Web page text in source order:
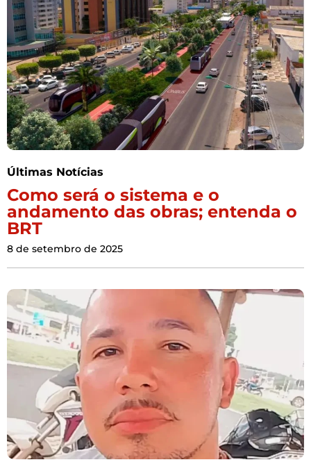
Últimas Notícias
Como será o sistema e o
andamento das obras; entenda o
BRT
8 de setembro de 2025